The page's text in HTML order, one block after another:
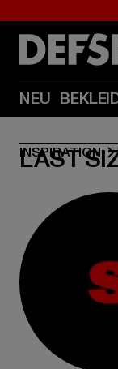
NEU
INSPIRATION
LAST